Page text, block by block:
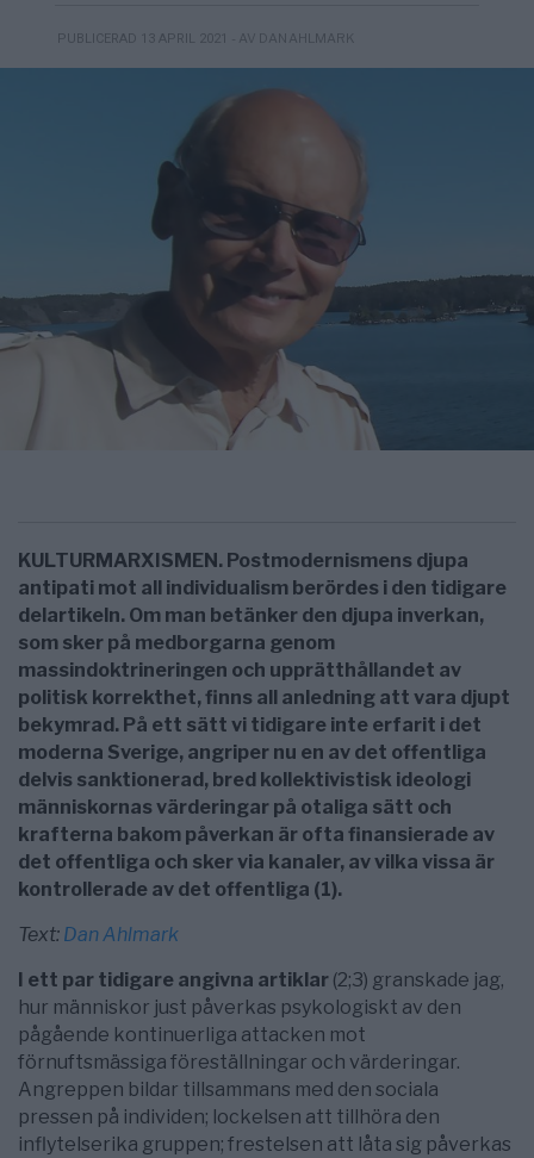
PUBLICERAD 13 APRIL 2021 - AV DAN AHLMARK
KULTURMARXISMEN. Postmodernismens djupa
antipati mot all individualism berördes i den tidigare
delartikeln. Om man betänker den djupa inverkan,
som sker på medborgarna genom
massindoktrineringen och upprätthållandet av
politisk korrekthet, finns all anledning att vara djupt
bekymrad. På ett sätt vi tidigare inte erfarit i det
moderna Sverige, angriper nu en av det offentliga
delvis sanktionerad, bred kollektivistisk ideologi
människornas värderingar på otaliga sätt och
krafterna bakom påverkan är ofta finansierade av
det offentliga och sker via kanaler, av vilka vissa är
kontrollerade av det offentliga (1).
Text: Dan Ahlmark
I ett par tidigare angivna artiklar (2;3) granskade jag,
hur människor just påverkas psykologiskt av den
pågående kontinuerliga attacken mot
förnuftsmässiga föreställningar och värderingar.
Angreppen bildar tillsammans med den sociala
pressen på individen; lockelsen att tillhöra den
inflytelserika gruppen; frestelsen att låta sig påverkas